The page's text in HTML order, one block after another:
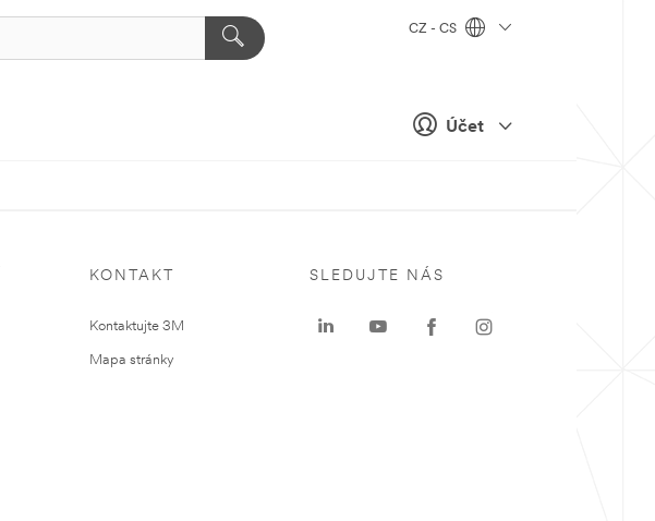
Účet
CZ - CS
KONTAKT
Kontaktujte 3M
Mapa stránky
SLEDUJTE NÁS